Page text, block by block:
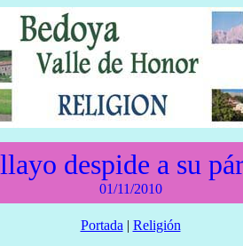
despide a su
01/11/2010
Portada | Religión